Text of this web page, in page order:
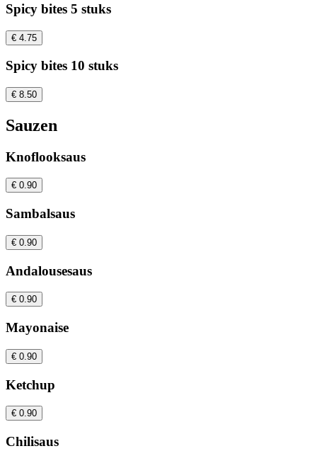
Spicy bites 5 stuks
€ 4.75
Spicy bites 10 stuks
€ 8.50
Sauzen
Knoflooksaus
€ 0.90
Sambalsaus
€ 0.90
Andalousesaus
€ 0.90
Mayonaise
€ 0.90
Ketchup
€ 0.90
Chilisaus